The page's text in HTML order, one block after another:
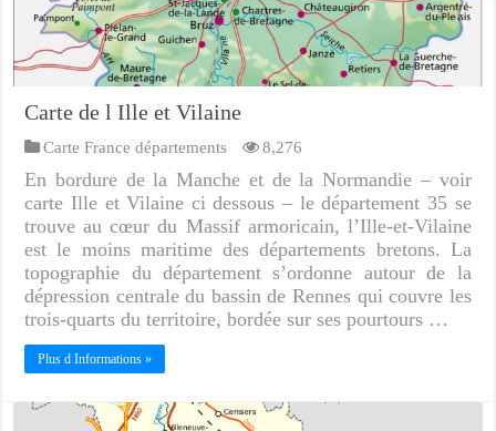
Carte de l Ille et Vilaine
Carte France départements 8,276
En bordure de la Manche et de la Normandie – voir
carte Ille et Vilaine ci dessous – le département 35 se
trouve au cœur du Massif armoricain, l’Ille-et-Vilaine
est le moins maritime des départements bretons. La
topographie du département s’ordonne autour de la
dépression centrale du bassin de Rennes qui couvre les
trois-quarts du territoire, bordée sur ses pourtours …
Plus d Informations »